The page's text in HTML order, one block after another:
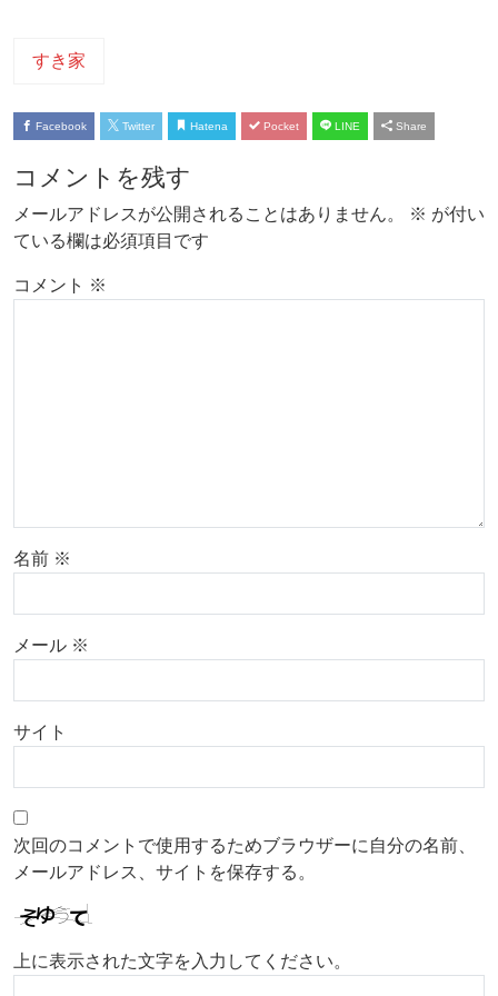
すき家
Facebook Twitter Hatena Pocket LINE Share
コメントを残す
メールアドレスが公開されることはありません。 ※ が付い
ている欄は必須項目です
コメント ※
名前 ※
メール ※
サイト
次回のコメントで使用するためブラウザーに自分の名前、
メールアドレス、サイトを保存する。
上に表示された文字を入力してください。